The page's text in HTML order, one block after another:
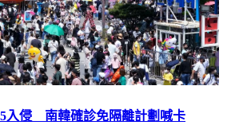
入侵 南韓確診免隔離計劃喊卡